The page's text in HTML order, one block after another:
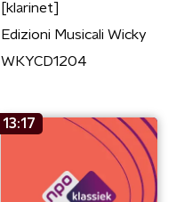
[klarinet]
Edizioni Musicali Wicky
WKYCD1204
13:17